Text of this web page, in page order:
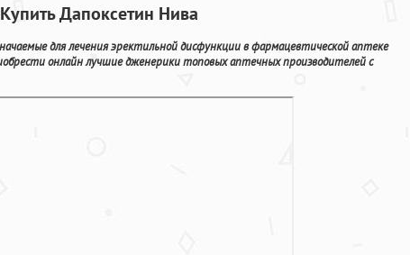
Дапоксетин Нива
для лечения эректильной дисфункции в фармацевтической аптеке
онлайн лучшие дженерики топовых аптечных производителей с